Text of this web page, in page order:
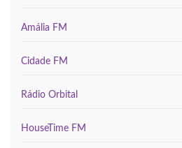
Amália FM
Cidade FM
Rádio Orbital
HouseTime FM